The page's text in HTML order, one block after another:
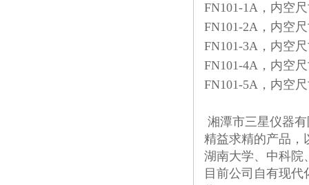
FN101-1A，内空
FN101-2A，内空
FN101-3A，内空
FN101-4A，内空
FN101-5A，内空
湘潭市三星仪器
精益求精的产品，
湖南大学、中科院
目前公司自有现